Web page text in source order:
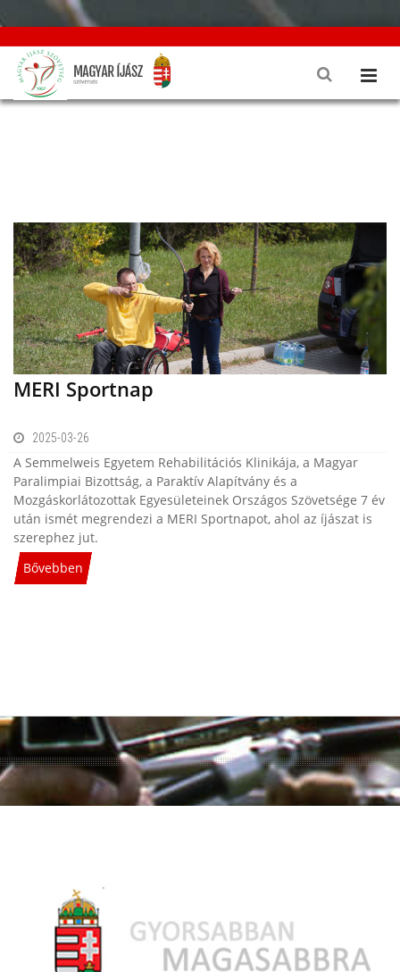
MERI Sportnap
2025-03-26
A Semmelweis Egyetem Rehabilitációs Klinikája, a Magyar
Paralimpiai Bizottság, a Paraktív Alapítvány és a
Mozgáskorlátozottak Egyesületeinek Országos Szövetsége 7 év
után ismét megrendezi a MERI Sportnapot, ahol az íjászat is
szerephez jut.
Bővebben